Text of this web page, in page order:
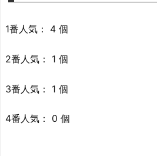
1番人気： 4 個
2番人気： 1 個
3番人気： 1 個
4番人気： 0 個